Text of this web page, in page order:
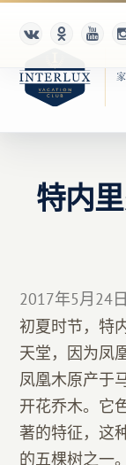
俱乐部
合作伙伴
特内
2017年5月24日
初夏时节，特
天堂，因为凤
凤凰木原产于
开花乔木。它
著的特征，这
的五棵树之一